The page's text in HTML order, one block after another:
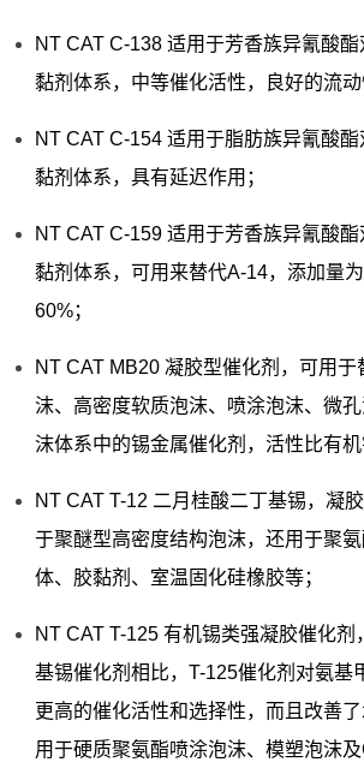
NT CAT C-138 适用于芳香族异氰酸
黏剂体系，中等催化活性，良好的流动
NT CAT C-154 适用于脂肪族异氰酸
黏剂体系，具有延迟作用；
NT CAT C-159 适用于芳香族异氰酸
黏剂体系，可用来替代A-14，添加量
60%；
NT CAT MB20 凝胶型催化剂，可用于
沫、高密度软质泡沫、喷涂泡沫、微
沫体系中的锡金属催化剂，活性比有机
NT CAT T-12 二月桂酸二丁基锡，凝
于聚醚型高密度结构泡沫，还用于聚
体、胶黏剂、室温固化硅橡胶等；
NT CAT T-125 有机锡类强凝胶催化剂
基锡催化剂相比，T-125催化剂对氨基
更高的催化活性和选择性，而且改善
用于硬质聚氨酯喷涂泡沫、模塑泡沫及